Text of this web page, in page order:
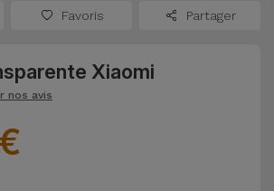
Favoris Partager
Xiaomi
nos avis